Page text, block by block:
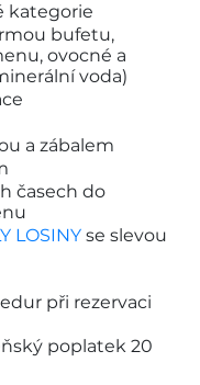
kategorie
bufetu,
ovocné a
voda)
a zábalem
časech do
LOSINYse slevou
při rezervaci
poplatek 20